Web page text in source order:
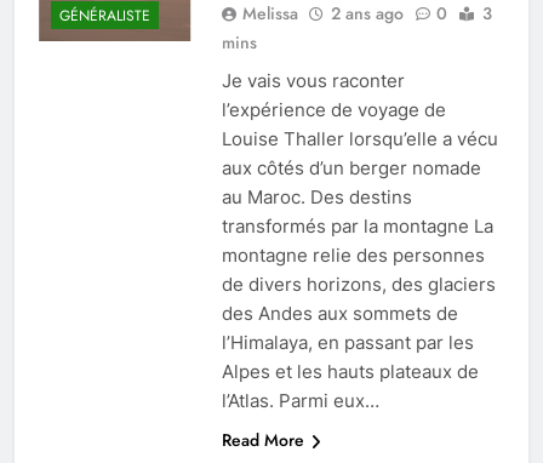
GÉNÉRALISTE Melissa 2 ans ago 0
3
mins
Je vais vous raconter
l’expérience de voyage de
Louise Thaller lorsqu’elle a vécu
aux côtés d’un berger nomade
au Maroc. Des destins
transformés par la montagne La
montagne relie des personnes
de divers horizons, des glaciers
des Andes aux sommets de
l’Himalaya, en passant par les
Alpes et les hauts plateaux de
l’Atlas. Parmi eux…
Read More